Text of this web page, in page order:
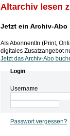
Altarchiv lesen
Jetzt ein Archiv-Abo
Als AbonnentIn (Print,
digitales Zusatzangebot
Jetzt das Archiv-Abo
Login
Username
Passwort vergessen?